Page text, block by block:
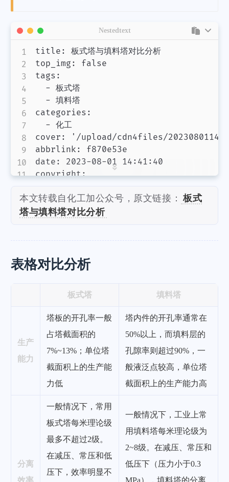
title: 板式塔与填料塔对比分析
top_img: false
tags:
  - 板式塔
  - 填料塔
categories:
  - 化工
cover: '/upload/cdn4files/
abbrlink: f870e53e
date: 2023-08-01 14:41:40
copyright:
Nestedtext
本文转载自化工加公众号，原文链接：
板式
塔与填料塔对比分析
表格对比分析
板式塔 填料塔
生产
能力
塔板的开孔率一般
占塔截面积的
7%~13%；单位塔
截面积上的生产能
力低
塔内件的开孔率通常在
50%以上，而填料层的
孔隙率则超过90%，一
般液泛点较高，单位塔
截面积上的生产能力高
分离
效率
一般情况下，常用
板式塔每米理论级
最多不超过2级。
在减压、常压和低
压下，效率明显不
一般情况下，工业上常
用填料塔每米理论级为
2~8级。在减压、常压和
低压下（压力小于0.3
MPa），填料塔的分离